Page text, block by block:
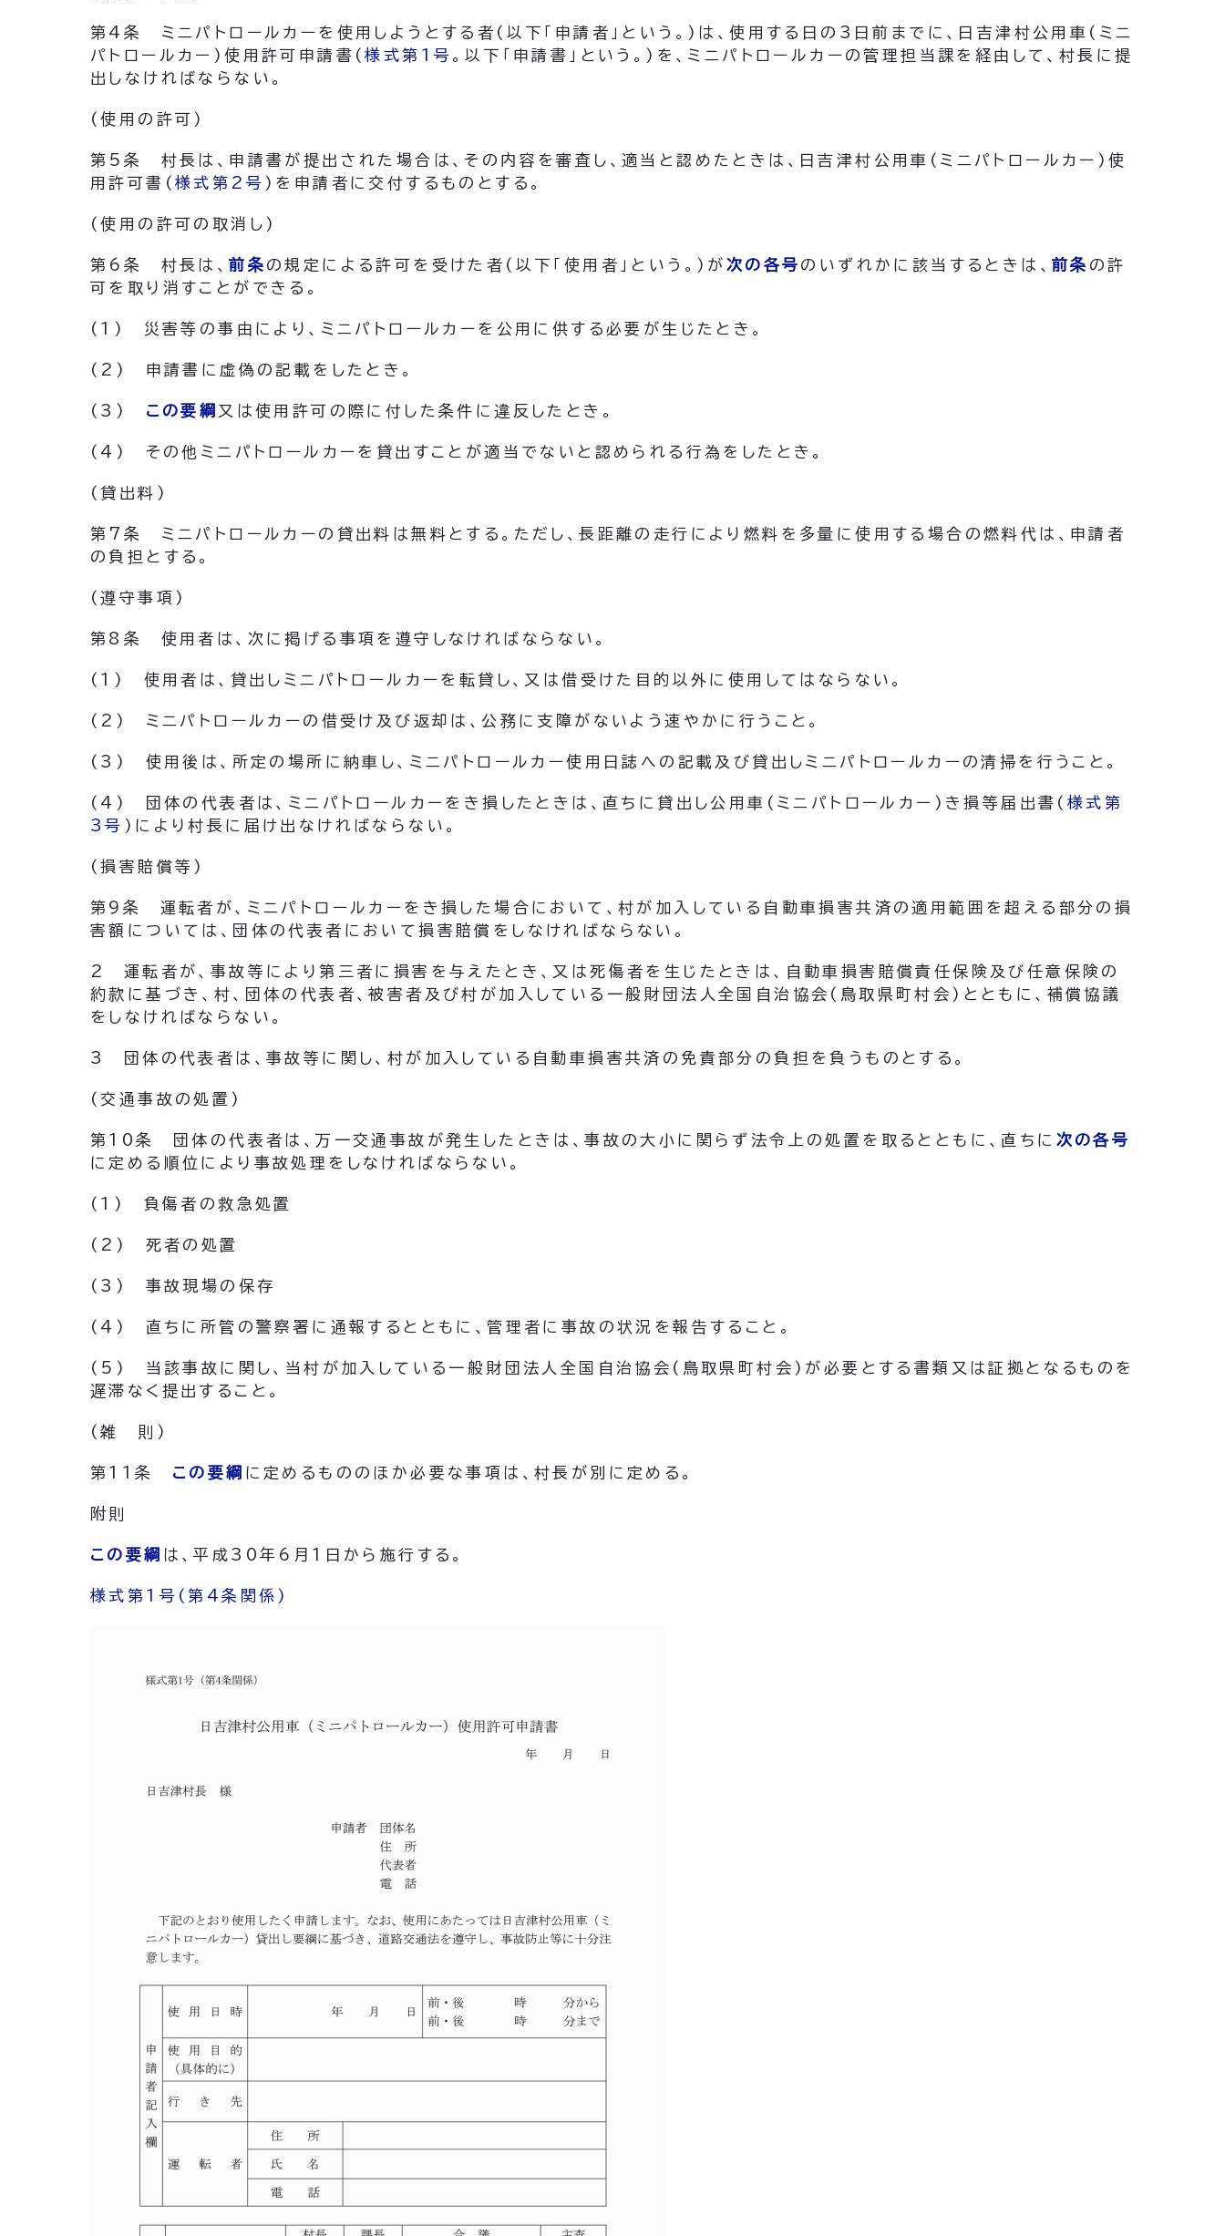
第4条 ミニパトロールカーを使用しようとする者 (以下「申請者」という。) は、使用する日の3日前までに、日吉津村公用車 (ミニ
パトロールカー)使用許可申請書 (様式第1号 。以下「申請書」という。) を、ミニパトロールカーの管理担当課を経由して、村長に提
出しなければならない。
(使用の許可)
第5条 村長は、申請書が提出された場合は、その内容を審査し、適当と認めたときは、日吉津村公用車 (ミニパトロールカー)使
用許可書 (様式第2号 ) を申請者に交付するものとする。
(使用の許可の取消し)
第6条 村長は、前条 の規定による許可を受けた者 (以下「使用者」という。) が 次の各号 のいずれかに該当するときは、前条 の許
可を取り消すことができる。
(1) 災害等の事由により、ミニパトロールカーを公用に供する必要が生じたとき。
(2) 申請書に虚偽の記載をしたとき。
(3) この要綱 又は使用許可の際に付した条件に違反したとき。
(4) その他ミニパトロールカーを貸出すことが適当でないと認められる行為をしたとき。
(貸出料)
第7条 ミニパトロールカーの貸出料は無料とする。 ただし、長距離の走行により燃料を多量に使用する場合の燃料代は、申請者
の負担とする。
(遵守事項)
第8条 使用者は、次に掲げる事項を遵守しなければならない。
(1) 使用者は、貸出しミニパトロールカーを転貸し、又は借受けた目的以外に使用してはならない。
(2) ミニパトロールカーの借受け及び返却は、公務に支障がないよう速やかに行うこと。
(3) 使用後は、所定の場所に納車し、ミニパトロールカー使用日誌への記載及び貸出しミニパトロールカーの清掃を行うこと。
(4) 団体の代表者は、ミニパトロールカーをき損したときは、直ちに貸出し公用車 (ミニパトロールカー) き損等届出書 ( 様式第
3号 ) により村長に届け出なければならない。
(損害賠償等)
第9条
運転者が、ミニパトロールカーをき損した場合において、村が加入している自動車損害共済の適用範囲を超える部分の損
害額については、団体の代表者において損害賠償をしなければならない。
2
運転者が、事故等により第三者に損害を与えたとき、又は死傷者を生じたときは、自動車損害賠償責任保険及び任意保険の
約款に基づき、村、団体の代表者、被害者及び村が加入している一般財団法人全国自治協会 (鳥取県町村会) とともに、補償協議
をしなければならない。
3 団体の代表者は、事故等に関し、村が加入している自動車損害共済の免責部分の負担を負うものとする。
(交通事故の処置)
第10条 団体の代表者は、万一交通事故が発生したときは、事故の大小に関らず法令上の処置を取るとともに、直ちに 次の各号
に定める順位により事故処理をしなければならない。
(1) 負傷者の救急処置
(2) 死者の処置
(3) 事故現場の保存
(4) 直ちに所管の警察署に通報するとともに、管理者に事故の状況を報告すること。
(5) 当該事故に関し、当村が加入している一般財団法人全国自治協会 (鳥取県町村会) が必要とする書類又は証拠となるものを
遅滞なく提出すること。
(雑 則)
第11条 この要綱 に定めるもののほか必要な事項は、村長が別に定める。
附 則
この要綱 は、平成30年6月1日から施行する。
様式第1号 (第4条関係)